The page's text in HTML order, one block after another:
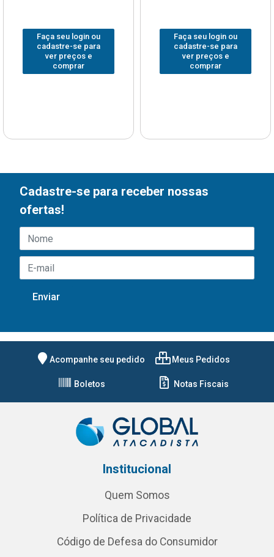
Faça seu login ou
cadastre-se para
ver preços e
comprar
Faça seu login ou
cadastre-se para
ver preços e
comprar
Cadastre-se para receber nossas
ofertas!
Acompanhe seu pedido Meus Pedidos
Boletos Notas Fiscais
Institucional
Quem Somos
Política de Privacidade
Código de Defesa do Consumidor